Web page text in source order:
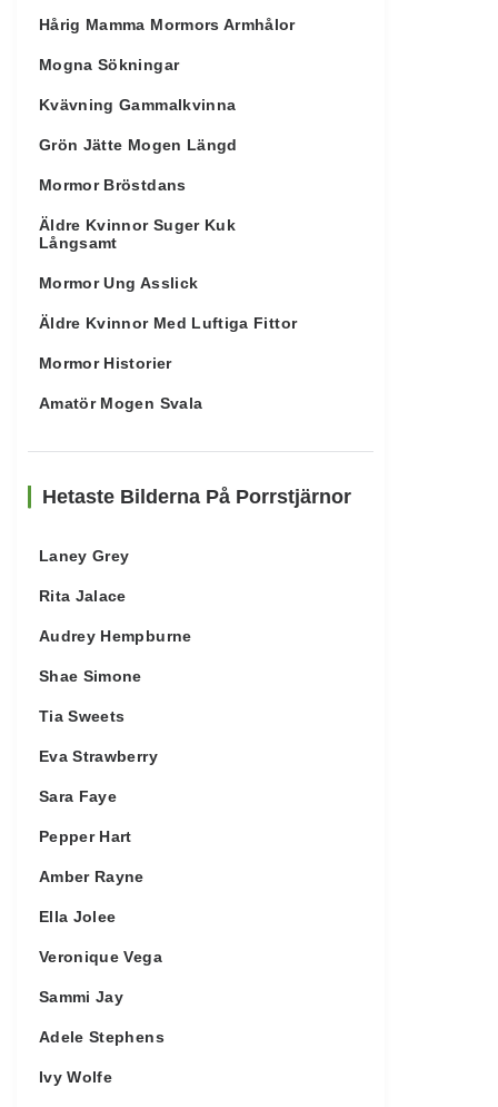
Hårig Mamma Mormors Armhålor
Mogna Sökningar
Kvävning Gammalkvinna
Grön Jätte Mogen Längd
Mormor Bröstdans
Äldre Kvinnor Suger Kuk
Långsamt
Mormor Ung Asslick
Äldre Kvinnor Med Luftiga Fittor
Mormor Historier
Amatör Mogen Svala
Hetaste Bilderna På Porrstjärnor
Laney Grey
Rita Jalace
Audrey Hempburne
Shae Simone
Tia Sweets
Eva Strawberry
Sara Faye
Pepper Hart
Amber Rayne
Ella Jolee
Veronique Vega
Sammi Jay
Adele Stephens
Ivy Wolfe